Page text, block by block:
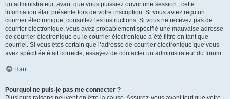
un administrateur, avant que vous puissiez ouvrir une session ; cette
information était présente lors de votre inscription. Si vous aviez reçu un
courrier électronique, consultez les instructions. Si vous ne recevez pas de
courrier électronique, vous avez probablement spécifié une mauvaise adresse
de courrier électronique ou le courrier électronique a été filtré en tant que
pourriel. Si vous êtes certain que l’adresse de courrier électronique que vous
avez spécifiée était correcte, essayez de contacter un administrateur du forum.
Haut
Pourquoi ne puis-je pas me connecter ?